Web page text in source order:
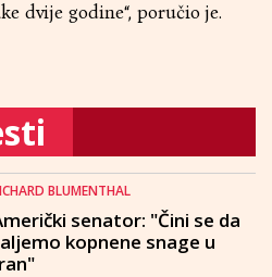
dvije godine“, poručio je.
BLUMENTHAL
senator: "Čini se da
kopnene snage u